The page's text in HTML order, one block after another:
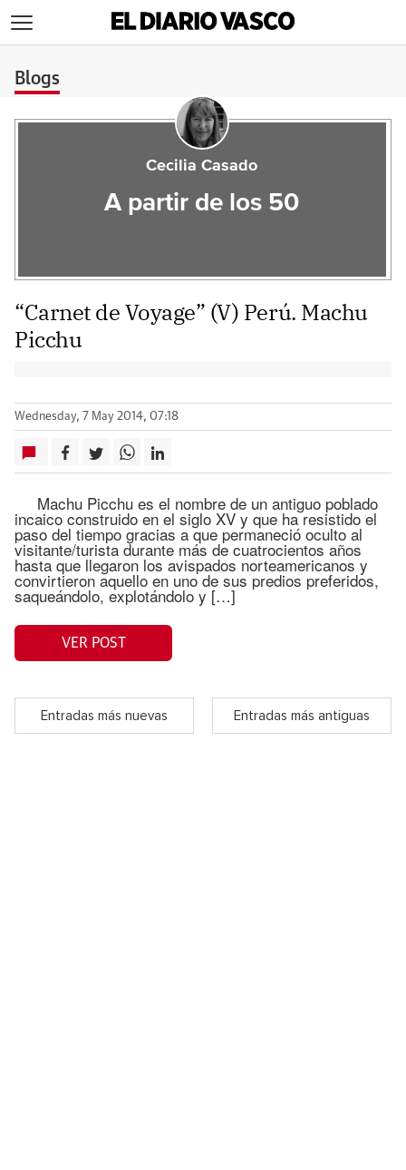
Blogs
Cecilia Casado
A partir de los 50
“Carnet de Voyage” (V) Perú. Machu
Picchu
Wednesday, 7 May 2014, 07:18
Machu Picchu es el nombre de un antiguo poblado
incaico construido en el siglo XV y que ha resistido el
paso del tiempo gracias a que permaneció oculto al
visitante/turista durante más de cuatrocientos años
hasta que llegaron los avispados norteamericanos y
convirtieron aquello en uno de sus predios preferidos,
saqueándolo, explotándolo y […]
VER POST
Entradas más nuevas Entradas más antiguas